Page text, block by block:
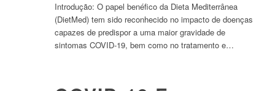
Introdução: O papel benéfico da Dieta Mediterrânea
(DietMed) tem sido reconhecido no impacto de doenças
capazes de predispor a uma maior gravidade de
sintomas COVID-19, bem como no tratamento e…